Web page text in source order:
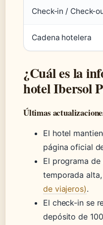
Check-in / Check-
Cadena hotelera
¿Cuál es la
hotel Ibersol
Últimas
El hotel
página oficial
El programa
temporada
de viajeros).
El check-in se
depósito de